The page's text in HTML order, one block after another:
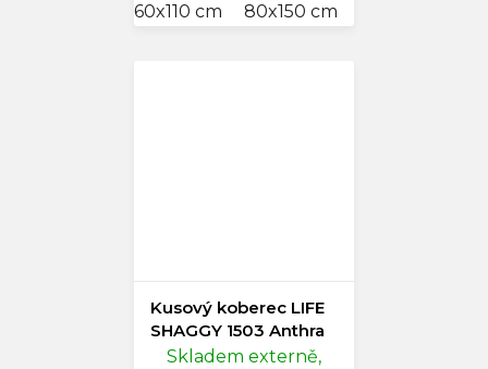
60x110 cm 80x150 cm
Kusový koberec LIFE
SHAGGY 1503 Anthra
Skladem externě,